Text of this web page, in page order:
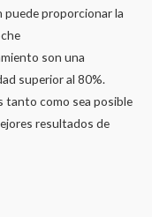
puede proporcionar la
son una
superior al 80%.
tanto como sea posible
resultados de